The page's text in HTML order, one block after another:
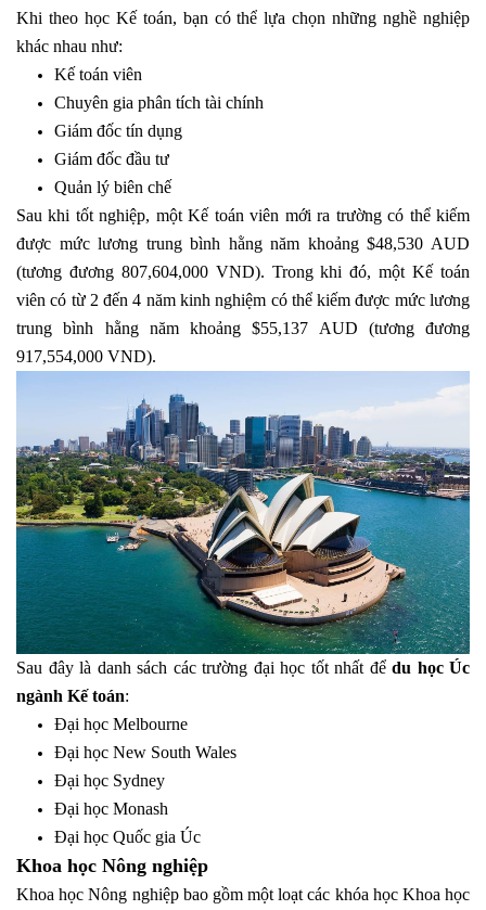
Khi theo học Kế toán, bạn có thể lựa chọn những nghề nghiệp
khác nhau như:
Kế toán viên
Chuyên gia phân tích tài chính
Giám đốc tín dụng
Giám đốc đầu tư
Quản lý biên chế
Sau khi tốt nghiệp, một Kế toán viên mới ra trường có thể kiếm
được mức lương trung bình hằng năm khoảng $48,530 AUD
(tương đương 807,604,000 VND). Trong khi đó, một Kế toán
viên có từ 2 đến 4 năm kinh nghiệm có thể kiếm được mức lương
trung bình hằng năm khoảng $55,137 AUD (tương đương
917,554,000 VND).
Sau đây là danh sách các trường đại học tốt nhất để du học Úc
ngành Kế toán:
Đại học Melbourne
Đại học New South Wales
Đại học Sydney
Đại học Monash
Đại học Quốc gia Úc
Khoa học Nông nghiệp
Khoa học Nông nghiệp bao gồm một loạt các khóa học Khoa học